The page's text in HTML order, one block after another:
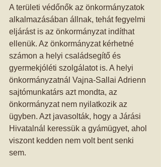
A területi védőnők az önkormányzatok
alkalmazásában állnak, tehát fegyelmi
eljárást is az önkormányzat indíthat
ellenük. Az önkormányzat kérhetné
számon a helyi családsegítő és
gyermekjóléti szolgálatot is. A helyi
önkormányzatnál Vajna-Sallai Adrienn
sajtómunkatárs azt mondta, az
önkormányzat nem nyilatkozik az
ügyben. Azt javasolták, hogy a Járási
Hivatalnál keressük a gyámügyet, ahol
viszont kedden nem volt bent senki
sem.